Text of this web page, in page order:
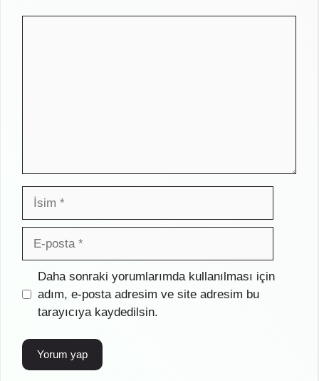
İsim
posta
İnternet
sitesi
Daha sonraki yorumlarımda kullanılması için
adım, e-posta adresim ve site adresim bu
tarayıcıya kaydedilsin.